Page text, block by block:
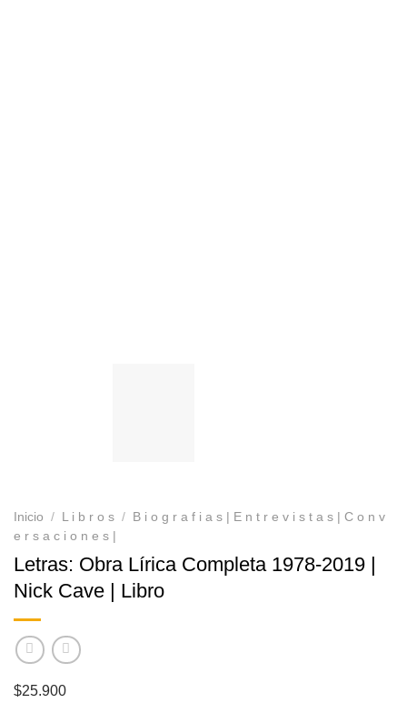
Inicio / L i b r o s / B i o g r a f i a s | E n t r e v i s t a s | C o n v
e r s a c i o n e s |
Letras: Obra Lírica Completa 1978-2019 |
Nick Cave | Libro
$25.900